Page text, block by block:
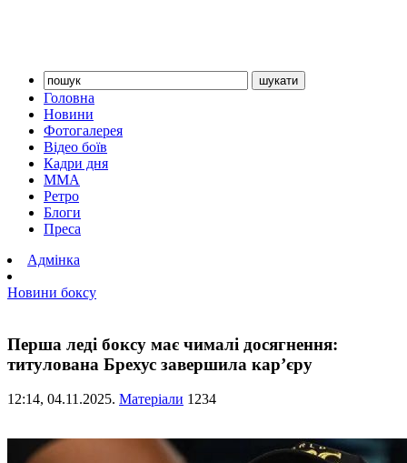
Головна
Новини
Фотогалерея
Відео боїв
Кадри дня
ММА
Ретро
Блоги
Преса
Адмінка
Новини боксу
Перша леді боксу має чималі досягнення:
титулована Брехус завершила кар’єру
12:14, 04.11.2025. Матеріали 1234